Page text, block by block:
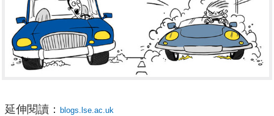
延伸閱讀： blogs.lse.ac.uk